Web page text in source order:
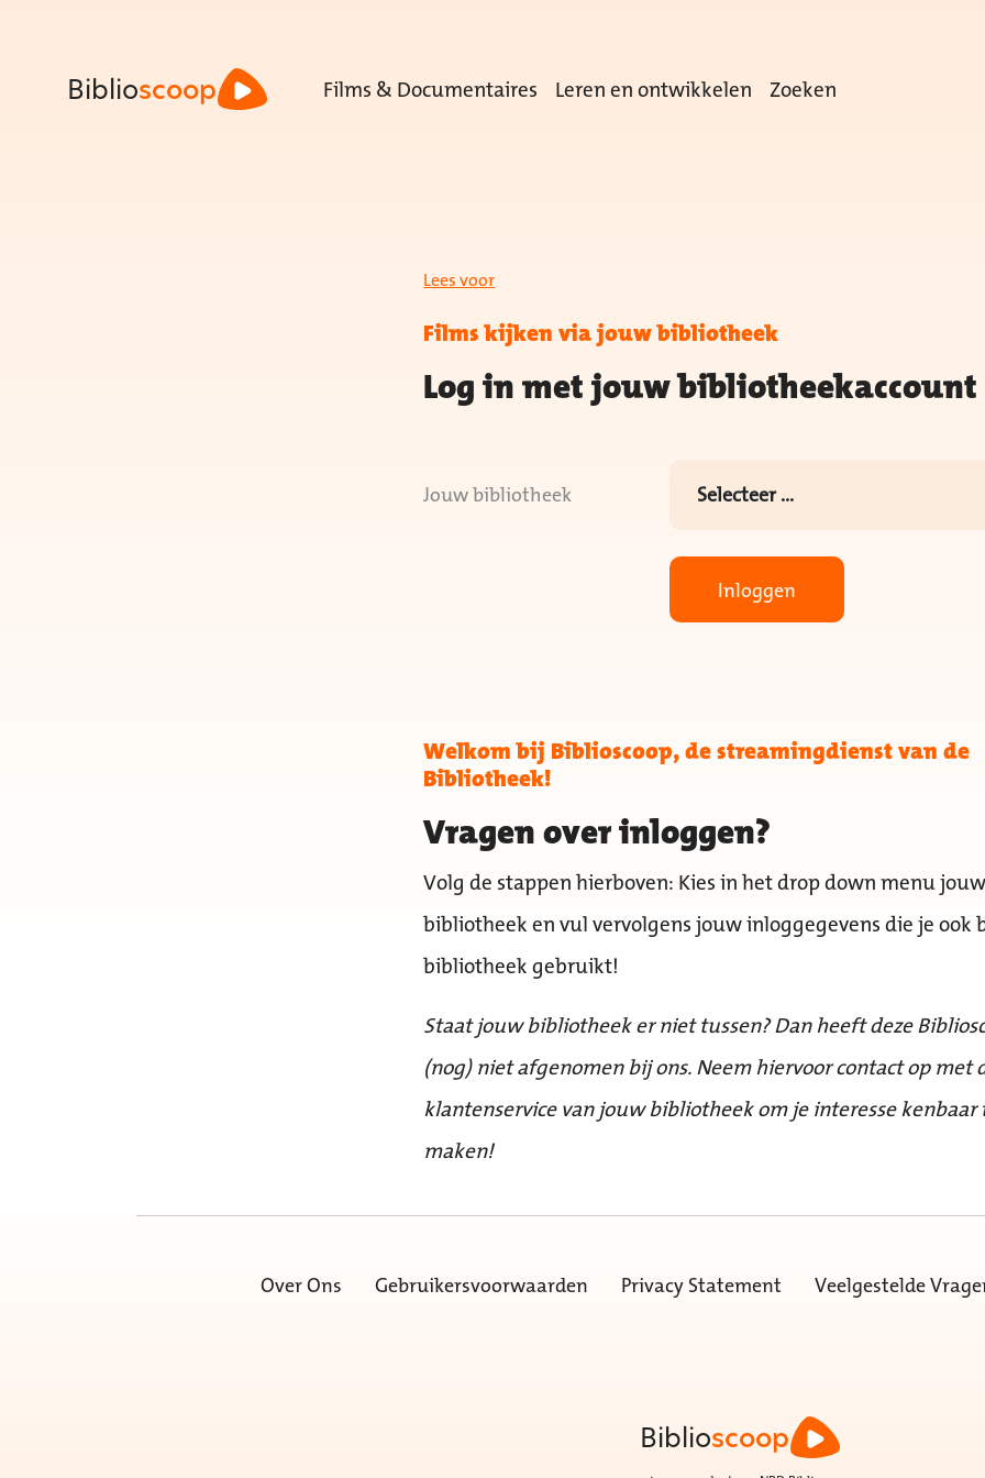
Biblioscoop Films & Documentaires Leren en ontwikkelen Zoeken
Lees voor
Films kijken via jouw bibliotheek
Log in met jouw bibliotheekaccount
Jouw bibliotheek
Inloggen
Welkom bij Biblioscoop, de streamingdienst van de
Bibliotheek!
Vragen over inloggen?
Volg de stappen hierboven: Kies in het drop down menu jouw
bibliotheek en vul vervolgens jouw inloggegevens die je ook
bibliotheek gebruikt!
Staat jouw bibliotheek er niet tussen? Dan heeft deze
(nog) niet afgenomen bij ons. Neem hiervoor contact op met
klantenservice van jouw bibliotheek om je interesse kenbaar
maken!
Over Ons Gebruikersvoorwaarden Privacy Statement Veelgestelde
Biblioscoop